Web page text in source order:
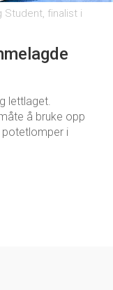
Student, finalist i
lettlaget.
å bruke opp
i